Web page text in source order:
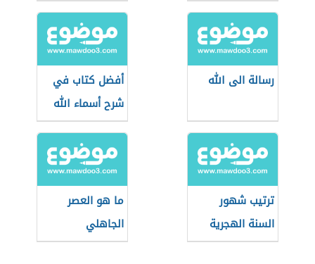
رسالة الى الله
أفضل كتاب في
شرح أسماء الله
الحسنى
ترتيب شهور
السنة الهجرية
ما هو العصر
الجاهلي